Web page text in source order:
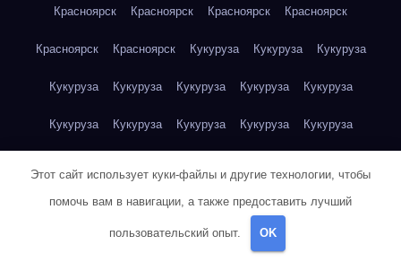
Красноярск Красноярск Красноярск Красноярск
Красноярск Красноярск Кукуруза Кукуруза Кукуруза
Кукуруза Кукуруза Кукуруза Кукуруза Кукуруза
Кукуруза Кукуруза Кукуруза Кукуруза Кукуруза
Куриная грудка Куриная грудка Куриная грудка
Куриная грудка Куриная грудка Куриная грудка
Этот сайт использует куки-файлы и другие технологии, чтобы
помочь вам в навигации, а также предоставить лучший
пользовательский опыт. OK